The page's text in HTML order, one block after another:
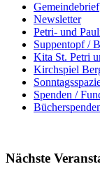
Gemeindebrief
Newsletter
Petri- und
Suppentopf /
Kita St. Petri
Kirchspiel
Spenden /
Nächste